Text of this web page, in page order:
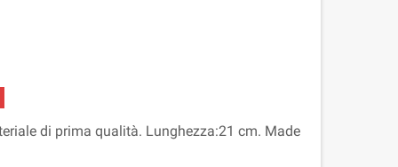
di prima qualità. Lunghezza:21 cm. Made